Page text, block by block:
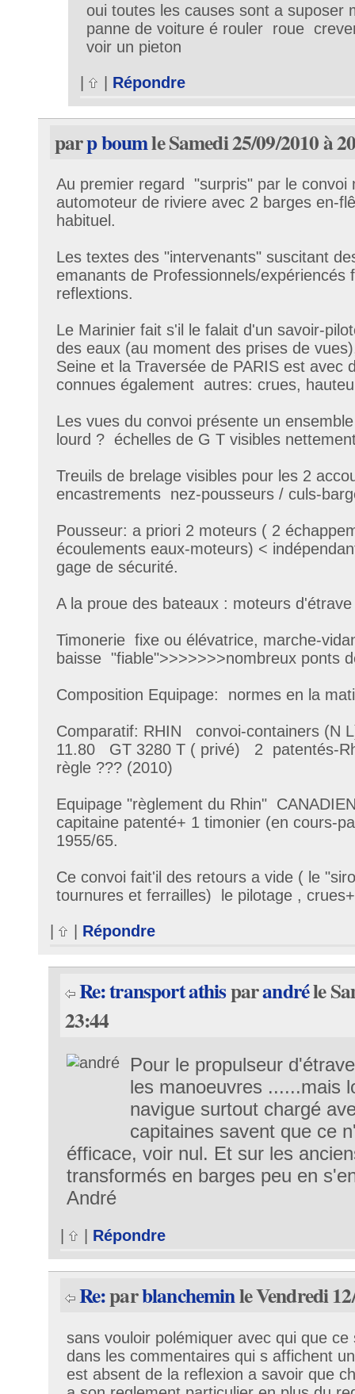
oui toutes les causes sont a suposer
panne de voiture é rouler roue
voir un pieton
| | Répondre
parp boumle Samedi 25/09/2010 à
Au premier regard "surpris" par le convoi
automoteur de riviere avec 2 barges en-
habituel.
Les textes des "intervenants" suscitant
emanants de Professionnels/expériencés
reflextions.
Le Marinier fait s'il le falait d'un savoir-
des eaux (au moment des prises de
Seine et la Traversée de PARIS est avec
connues également autres: crues,
Les vues du convoi présente un
lourd ? échelles de G T visibles
Treuils de brelage visibles pour les 2
encastrements nez-pousseurs / culs-
Pousseur: a priori 2 moteurs ( 2
écoulements eaux-moteurs) <
gage de sécurité.
A la proue des bateaux : moteurs
Timonerie fixe ou élévatrice, marche-
baisse "fiable">>>>>>>nombreux ponts
Composition Equipage: normes en la
Comparatif: RHIN convoi-containers (N
11.80 GT 3280 T ( privé) 2 patentés-
règle ??? (2010)
Equipage "règlement du Rhin"
capitaine patenté+ 1 timonier (en cours-
1955/65.
Ce convoi fait'il des retours a vide ( le
tournures et ferrailles) le pilotage ,
Répondre
Re: transport athisparandréle
23:44
Pour le propulseur
les manoeuvres ......mais
navigue surtout chargé
capitaines savent que ce
éfficace, voir nul. Et sur les
transformés en barges peu en
André
Répondre
Re:parblancheminle Vendredi
sans vouloir polémiquer avec qui que
dans les commentaires qui s affichent
est absent de la reflexion a savoir que